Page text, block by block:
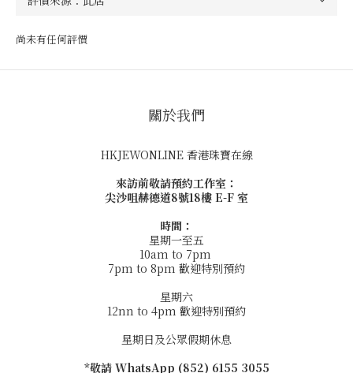
尚未有任何評價
關於我們
HKJEWONLINE 香港珠寶在線
來訪前敬請預約工作室：
尖沙咀赫德道8號18樓 E-F 室
時間：
星期一至五
10am to 7pm
7pm to 8pm 歡迎特別預約
星期六
12nn to 4pm 歡迎特別預約
星期日及公眾假期休息
*敬請 WhatsApp (852) 6155 3055